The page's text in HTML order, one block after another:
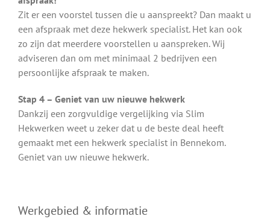
Zit er een voorstel tussen die u aanspreekt? Dan maakt u
een afspraak met deze hekwerk specialist. Het kan ook
zo zijn dat meerdere voorstellen u aanspreken. Wij
adviseren dan om met minimaal 2 bedrijven een
persoonlijke afspraak te maken.
Stap 4 – Geniet van uw nieuwe hekwerk
Dankzij een zorgvuldige vergelijking via Slim
Hekwerken weet u zeker dat u de beste deal heeft
gemaakt met een hekwerk specialist in Bennekom.
Geniet van uw nieuwe hekwerk.
Werkgebied & informatie